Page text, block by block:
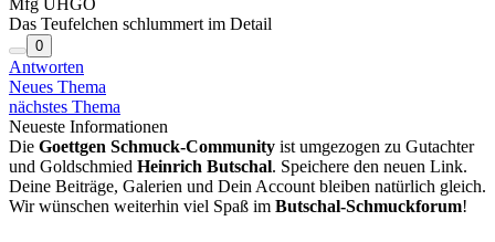
Mfg UHGO
Das Teufelchen schlummert im Detail
0
Antworten
Neues Thema
nächstes Thema
Neueste Informationen
Die Goettgen Schmuck-Community ist umgezogen zu Gutachter
und Goldschmied Heinrich Butschal. Speichere den neuen Link.
Deine Beiträge, Galerien und Dein Account bleiben natürlich gleich.
Wir wünschen weiterhin viel Spaß im Butschal-Schmuckforum!